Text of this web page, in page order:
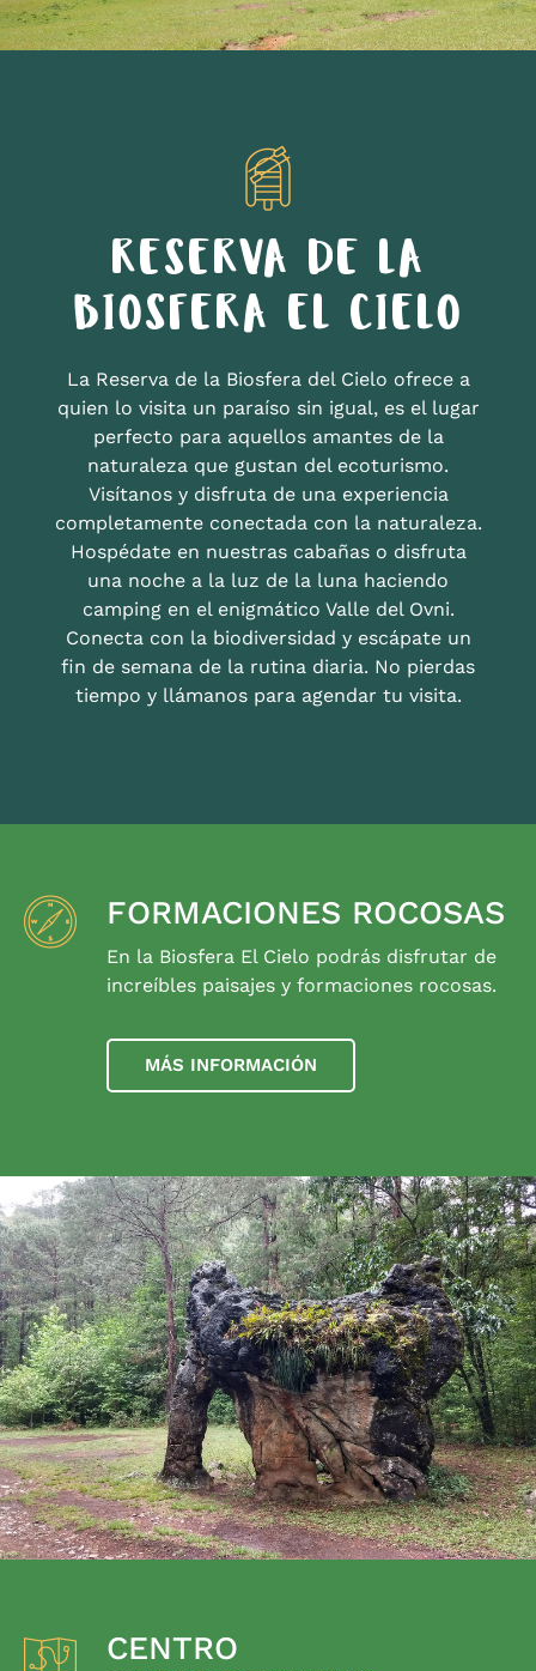
RESERVA DE LA
BIOSFERA EL CIELO
La Reserva de la Biosfera del Cielo ofrece a
quien lo visita un paraíso sin igual, es el lugar
perfecto para aquellos amantes de la
naturaleza que gustan del ecoturismo.
Visítanos y disfruta de una experiencia
completamente conectada con la naturaleza.
Hospédate en nuestras cabañas o disfruta
una noche a la luz de la luna haciendo
camping en el enigmático Valle del Ovni.
Conecta con la biodiversidad y escápate un
fin de semana de la rutina diaria. No pierdas
tiempo y llámanos para agendar tu visita.
FORMACIONES ROCOSAS
En la Biosfera El Cielo podrás disfrutar de
increíbles paisajes y formaciones rocosas.
MÁS INFORMACIÓN
CENTRO